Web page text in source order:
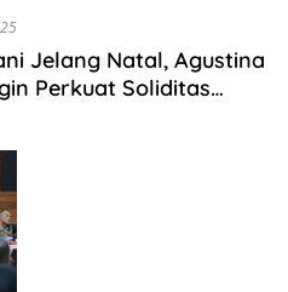
Jelang Natal, Agustina
Perkuat Soliditas